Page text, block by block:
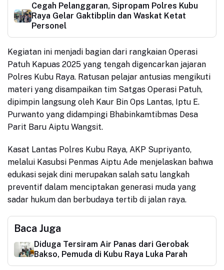
Cegah Pelanggaran, Sipropam Polres Kubu
Raya Gelar Gaktibplin dan Waskat Ketat
Personel
Kegiatan ini menjadi bagian dari rangkaian Operasi
Patuh Kapuas 2025 yang tengah digencarkan jajaran
Polres Kubu Raya. Ratusan pelajar antusias mengikuti
materi yang disampaikan tim Satgas Operasi Patuh,
dipimpin langsung oleh Kaur Bin Ops Lantas, Iptu E.
Purwanto yang didampingi Bhabinkamtibmas Desa
Parit Baru Aiptu Wangsit.
Kasat Lantas Polres Kubu Raya, AKP Supriyanto,
melalui Kasubsi Penmas Aiptu Ade menjelaskan bahwa
edukasi sejak dini merupakan salah satu langkah
preventif dalam menciptakan generasi muda yang
sadar hukum dan berbudaya tertib di jalan raya.
Baca Juga
Diduga Tersiram Air Panas dari Gerobak
Bakso, Pemuda di Kubu Raya Luka Parah